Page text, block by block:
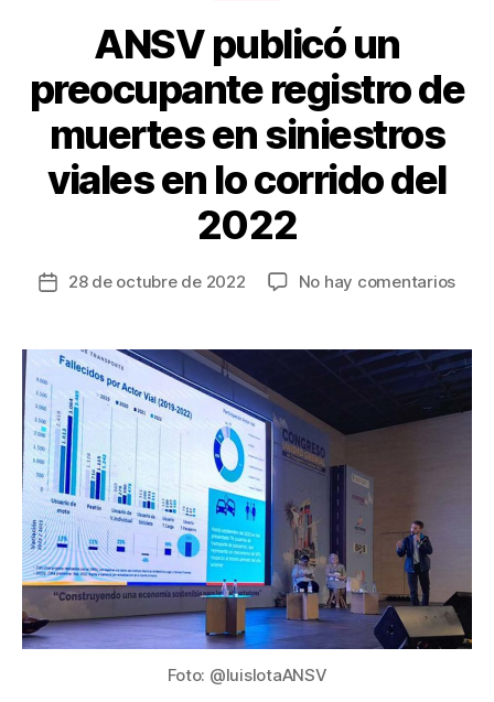
ANSV publicó un
preocupante registro de
muertes en siniestros
viales en lo corrido del
2022
Fecha
entrada
28 de octubre de 2022 No hay comentariosen
un
del
2022
Foto: @luislotaANSV